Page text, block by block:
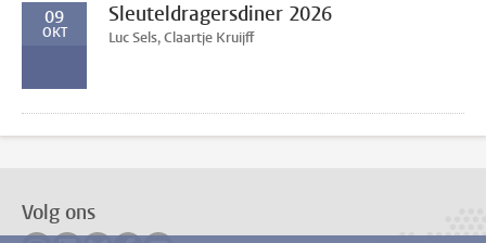
09
OKT
Sleuteldragersdiner 2026
Luc Sels, Claartje Kruijff
Volg ons